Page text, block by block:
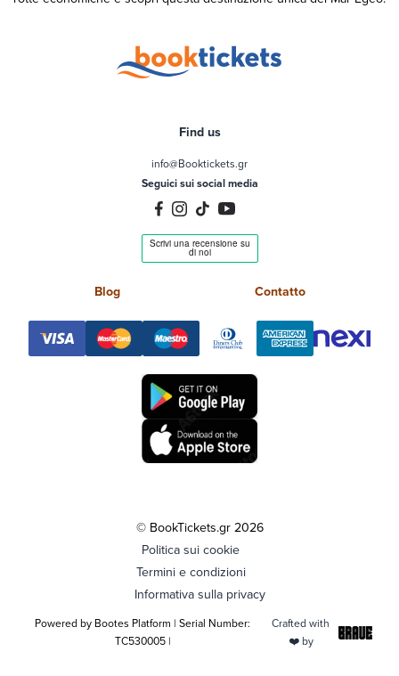
Find us
info@Booktickets.gr
Seguici sui social media
Blog Contatto
© BookTickets.gr 2026
Politica sui cookie
Termini e condizioni
Informativa sulla privacy
Powered by Bootes Platform | Serial Number:
TC530005 |
Crafted with
❤️ by